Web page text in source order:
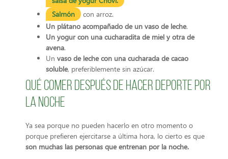
Salmón
con arroz.
Un plátano acompañado de un vaso de leche.
Un yogur con una cucharadita de miel y otra de
avena.
Un vaso de leche con una cucharada de cacao
soluble, preferiblemente sin azúcar.
Qué comer después de hacer deporte por
la noche
Ya sea porque no pueden hacerlo en otro momento o
porque prefieren ejercitarse a última hora, lo cierto es que
son muchas las personas que entrenan por la noche.